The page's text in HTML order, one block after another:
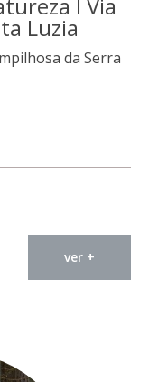
Luzia
da Serra
ver +